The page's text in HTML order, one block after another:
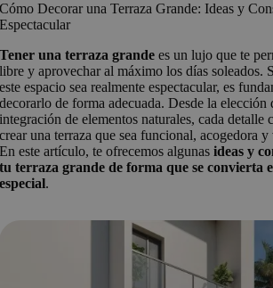
Cómo Decorar una Terraza Grande: Ideas y
Espectacular
Tener una terraza grande es un lujo que te
libre y aprovechar al máximo los días soleados.
este espacio sea realmente espectacular, es
decorarlo de forma adecuada. Desde la elección
integración de elementos naturales, cada detalle
crear una terraza que sea funcional, acogedora
En este artículo, te ofrecemos algunasideas y
tu terraza grande de forma que se convierta
especial.